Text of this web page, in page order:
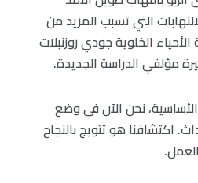
التي تسبب المزيد من
الخلوية جودي روزنبلات
مؤلفي الدراسة الجديدة.
نحن الآن في وضع
اكتشافنا هو تتويج بالنجاح